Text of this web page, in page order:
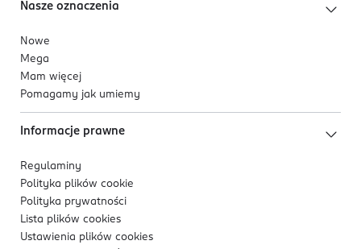
Nasze oznaczenia
Nowe
Mega
Mam więcej
Pomagamy jak umiemy
Informacje prawne
Regulaminy
Polityka plików cookie
Polityka prywatności
Lista plików cookies
Ustawienia plików cookies